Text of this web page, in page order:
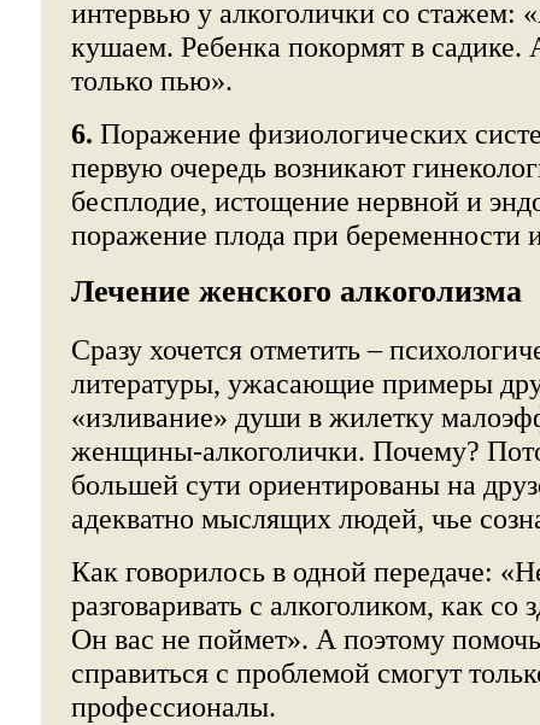
интервью у алкоголички со стажем:
кушаем. Ребенка покормят в садике.
только пью».
6. Поражение физиологических
первую очередь возникают
бесплодие, истощение нервной и
поражение плода при беременности
Лечение женского алкоголизма
Сразу хочется отметить –
литературы, ужасающие примеры
«изливание» души в жилетку
женщины-алкоголички. Почему?
большей сути ориентированы на
адекватно мыслящих людей, чье
Как говорилось в одной передаче:
разговаривать с алкоголиком, как со
Он вас не поймет». А поэтому
справиться с проблемой смогут
профессионалы.